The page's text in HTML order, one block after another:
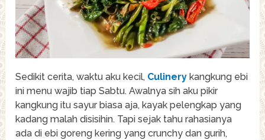
Sedikit cerita, waktu aku kecil, Culinery kangkung ebi
ini menu wajib tiap Sabtu. Awalnya sih aku pikir
kangkung itu sayur biasa aja, kayak pelengkap yang
kadang malah disisihin. Tapi sejak tahu rahasianya
ada di ebi goreng kering yang crunchy dan gurih,